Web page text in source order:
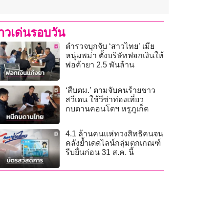
วเด่นรอบวัน
ตำรวจบุกจับ ‘สาวไทย’ เมีย
หนุ่มพม่า ตั้งบริษัทฟอกเงินให้
พ่อค้ายา 2.5 พันล้าน
‘สืบตม.’ ตามจับคนร้ายชาว
สวีเดน ใช้วีซ่าท่องเที่ยว
กบดานคอนโดฯ หรูภูเก็ต
4.1 ล้านคนแห่ทวงสิทธิคนจน
คลังย้ำเดดไลน์กลุ่มตกเกณฑ์
รีบยื่นก่อน 31 ส.ค. นี้